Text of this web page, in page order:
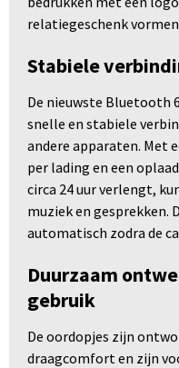
relatiegeschenk
Stabiele
De nieuwste Bluetooth
snelle en stabiele
andere apparaten. Met
per lading en een
circa 24 uur verlengt,
muziek en gesprekken.
automatisch zodra de
Duurzaam
gebruik
De oordopjes zijn
draagcomfort en zijn